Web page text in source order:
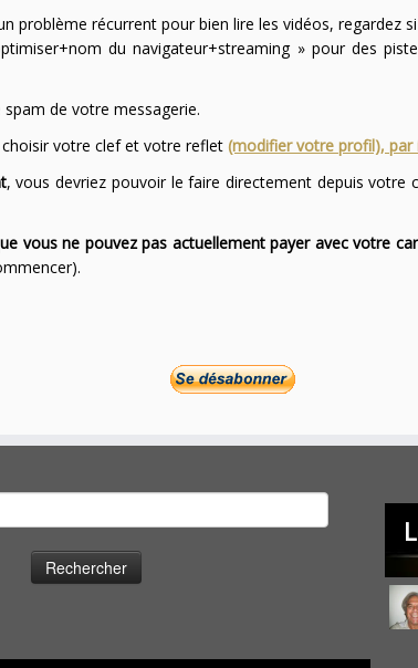
problème récurrent pour bien lire les vidéos,
du navigateur+streaming » pour des
de votre messagerie.
votre clef et votre reflet (modifier votre profil), par
, vous devriez pouvoir le faire directement depuis
vous ne pouvez pas actuellement payer avec votre